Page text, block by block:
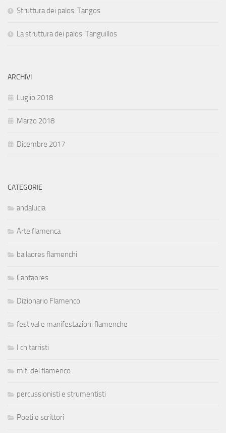
Struttura dei palos: Tangos
La struttura dei palos: Tanguillos
ARCHIVI
Luglio 2018
Marzo 2018
Dicembre 2017
CATEGORIE
andalucia
Arte flamenca
bailaores flamenchi
Cantaores
Dizionario Flamenco
festival e manifestazioni flamenche
I chitarristi
miti del flamenco
percussionisti e strumentisti
Poeti e scrittori